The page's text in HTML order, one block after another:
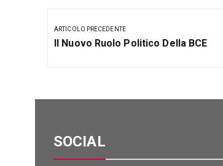
articoli
ARTICOLO PRECEDENTE
Articolo
Il Nuovo Ruolo Politico Della BCE
SOCIAL